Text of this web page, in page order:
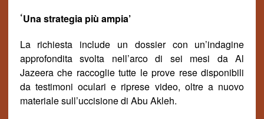
‘Una strategia più ampia’
La richiesta include un dossier con un’indagine
approfondita svolta nell’arco di sei mesi da Al
Jazeera che raccoglie tutte le prove rese disponibili
da testimoni oculari e riprese video, oltre a nuovo
materiale sull’uccisione di Abu Akleh.